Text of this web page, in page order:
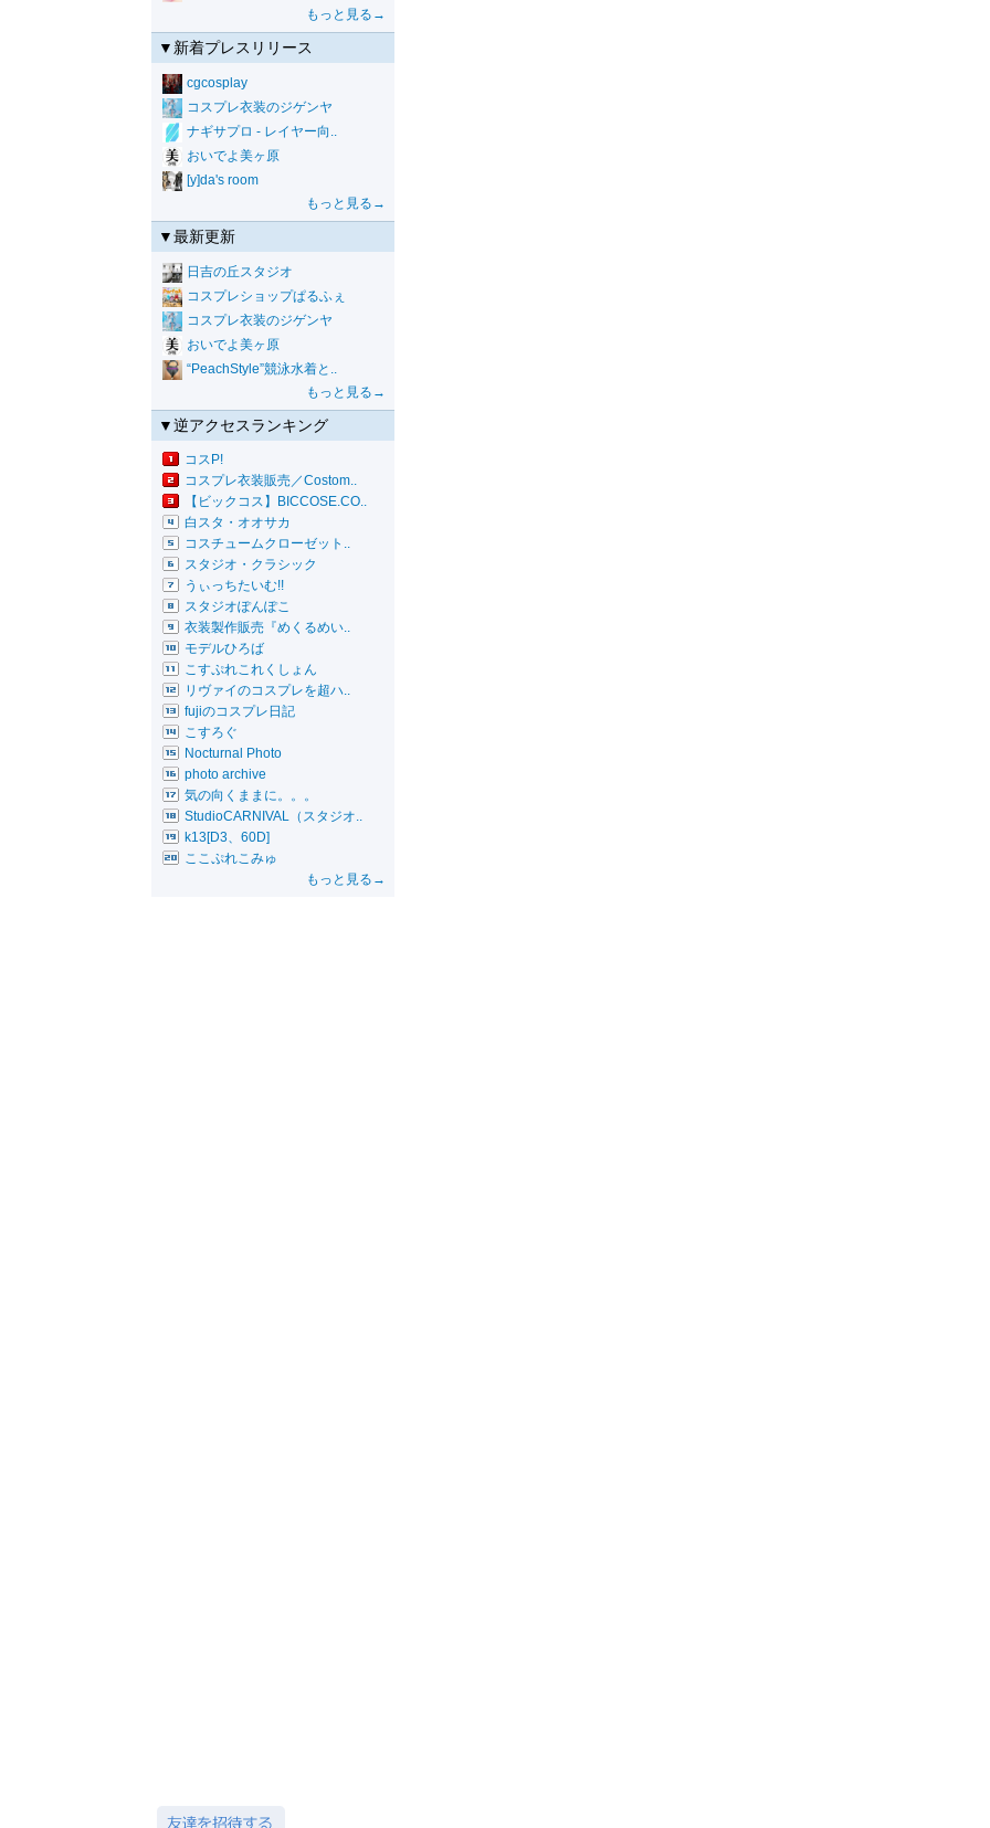
もっと見る→
▼新着プレスリリース
cgcosplay
コスプレ衣装のジゲンヤ
ナギサプロ - レイヤー向..
おいでよ美ヶ原
[y]da's room
もっと見る→
▼最新更新
日吉の丘スタジオ
コスプレショップぱるふぇ
コスプレ衣装のジゲンヤ
おいでよ美ヶ原
“PeachStyle”競泳水着と..
もっと見る→
▼逆アクセスランキング
コスP!
コスプレ衣装販売／Costom..
【ビックコス】BICCOSE.CO..
白スタ・オオサカ
コスチュームクローゼット..
スタジオ・クラシック
うぃっちたいむ!!
スタジオぽんぽこ
衣装製作販売『めくるめい..
モデルひろば
こすぷれこれくしょん
リヴァイのコスプレを超ハ..
fujiのコスプレ日記
こすろぐ
Nocturnal Photo
photo archive
気の向くままに。。。
StudioCARNIVAL（スタジオ..
k13[D3、60D]
ここぷれこみゅ
もっと見る→